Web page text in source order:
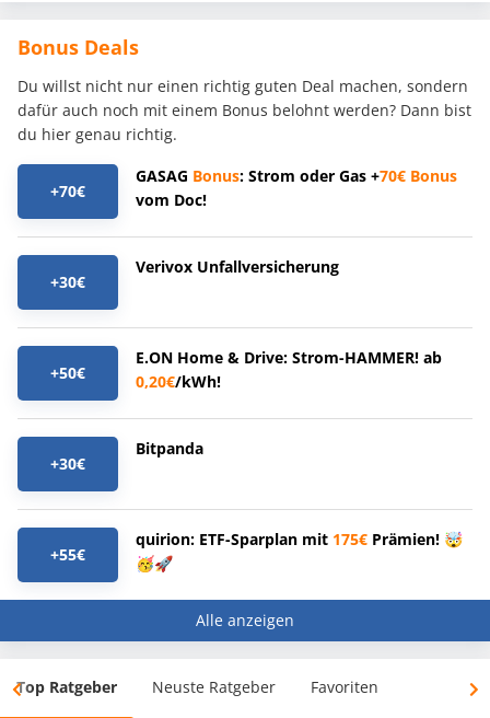
Bonus Deals
Du willst nicht nur einen richtig guten Deal machen, sondern
dafür auch noch mit einem Bonus belohnt werden? Dann bist
du hier genau richtig.
+70€
GASAG Bonus: Strom oder Gas +70€ Bonus
vom Doc!
+30€
Verivox Unfallversicherung
+50€
E.ON Home & Drive: Strom-HAMMER! ab
0,20€/kWh!
+30€
Bitpanda
+55€
quirion: ETF-Sparplan mit 175€ Prämien! 🤯
🥳🚀
Alle anzeigen
Top Ratgeber Neuste Ratgeber Favoriten